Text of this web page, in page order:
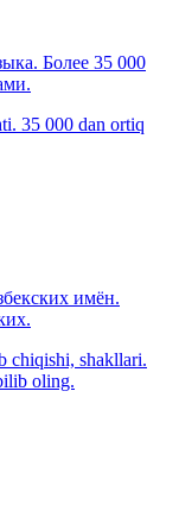
Более 35 000
35 000 dan ortiq
имён.
chiqishi, shakllari.
oling.